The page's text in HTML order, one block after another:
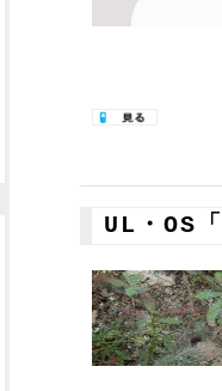
UL・OS